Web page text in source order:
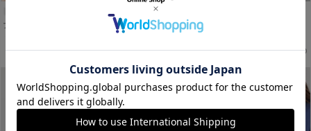
フォトプリントＴシャツ ディズニー／リンガーＴ
￥1,980税込
￥1,980税込